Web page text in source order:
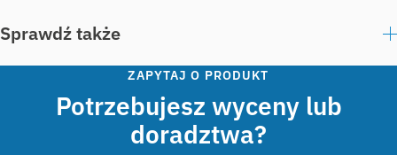
Sprawdź także
ZAPYTAJ O PRODUKT
Potrzebujesz wyceny lub
doradztwa?